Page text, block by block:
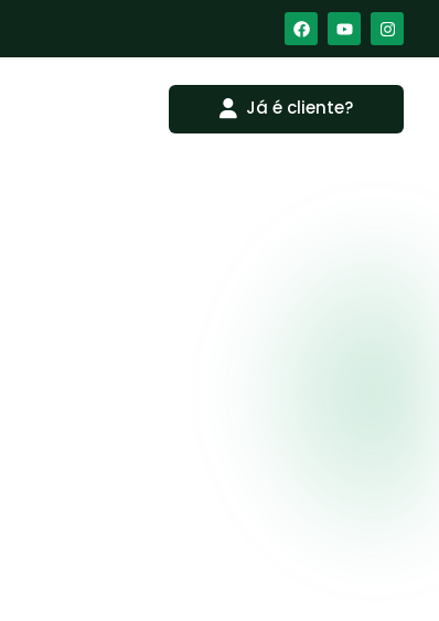
Já é cliente?